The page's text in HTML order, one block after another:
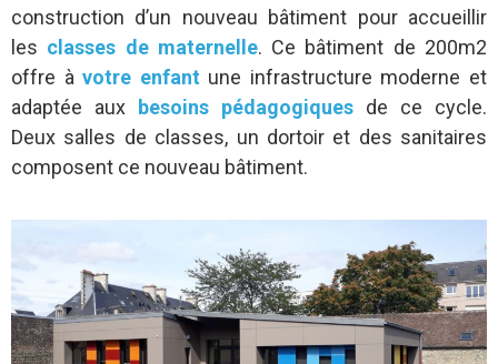
construction d’un nouveau bâtiment pour accueillir
les classes de maternelle. Ce bâtiment de 200m2
offre àvotre enfant une infrastructure moderne et
adaptée aux besoins pédagogiques de ce cycle.
Deux salles de classes, un dortoir et des sanitaires
composent ce nouveau bâtiment.